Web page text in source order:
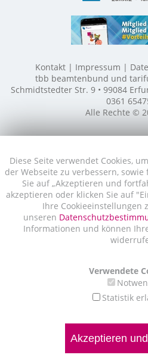
Diese Seite verwendet Cookies,
der Webseite zu verbessern,
Sie auf „Akzeptieren und
akzeptieren oder klicken Sie auf
Ihre Cookieeinstellungen
unseren
Informationen und können
Verwendete
Statistik
Akzeptieren
Kontakt Impressum
tbb beamtenbund und
Schmidtstedter Str. 9 • 99084
0361
Alle Rechte ©